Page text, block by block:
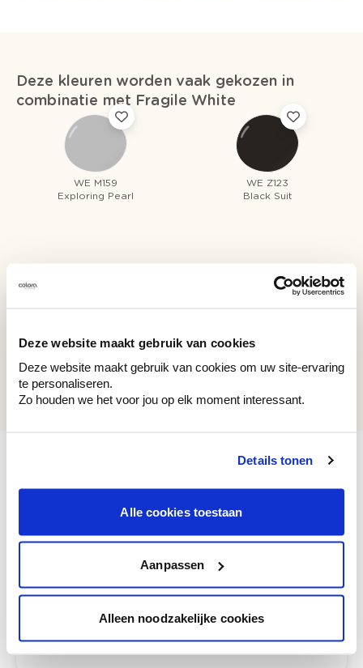
Deze website maakt gebruik van cookies
Deze website maakt gebruik van cookies om uw site-ervaring
te personaliseren.
Zo houden we het voor jou op elk moment interessant.
Details tonen
Alle cookies toestaan
Aanpassen
Alleen noodzakelijke cookies
Deze kleuren worden vaak gekozen in
combinatie met Fragile White
WE M159
Exploring Pearl
WE Z123
Black Suit
Recent bekeken kleuren
WE Z051
Fragile White
Bekijk je kleur in de winkel
Ontdek er kleurechte stalen van je
te verfijnen.
Krijg persoonlijk advies om kleuren te
combineren.